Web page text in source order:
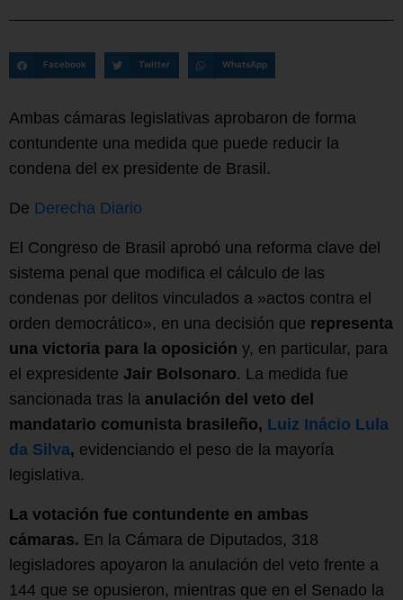
Facebook Twitter WhatsApp
Ambas cámaras legislativas aprobaron de forma
contundente una medida que puede reducir la
condena del ex presidente de Brasil.
De Derecha Diario
El Congreso de Brasil aprobó una reforma clave del
sistema penal que modifica el cálculo de las
condenas por delitos vinculados a »actos contra el
orden democrático», en una decisión que representa
una victoria para la oposición y, en particular, para
el expresidente Jair Bolsonaro. La medida fue
sancionada tras la anulación del veto del
mandatario comunista brasileño, Luiz Inácio Lula
da Silva, evidenciando el peso de la mayoría
legislativa.
La votación fue contundente en ambas
cámaras. En la Cámara de Diputados, 318
legisladores apoyaron la anulación del veto frente a
144 que se opusieron, mientras que en el Senado la